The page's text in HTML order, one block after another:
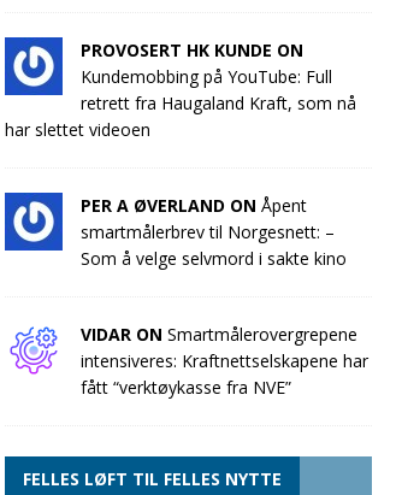
PROVOSERT HK KUNDE ON
Kundemobbing på YouTube: Full
retrett fra Haugaland Kraft, som nå
har slettet videoen
PER A ØVERLAND ON Åpent
smartmålerbrev til Norgesnett: –
Som å velge selvmord i sakte kino
VIDAR ON Smartmålerovergrepene
intensiveres: Kraftnettselskapene har
fått “verktøykasse fra NVE”
FELLES LØFT TIL FELLES NYTTE